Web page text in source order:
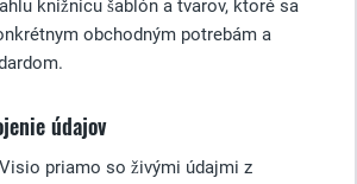
knižnicu šablón a tvarov, ktoré sa
obchodným potrebám a
údajov
priamo so živými údajmi z